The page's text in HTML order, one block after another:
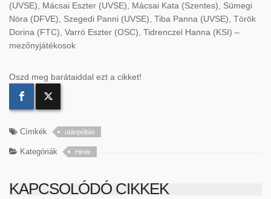
(UVSE), Mácsai Eszter (UVSE), Mácsai Kata (Szentes), Sümegi
Nóra (DFVE), Szegedi Panni (UVSE), Tiba Panna (UVSE), Török
Dorina (FTC), Varró Eszter (OSC), Tidrenczel Hanna (KSI) –
mezőnyjátékosok
Oszd meg barátaiddal ezt a cikket!
Címkék utánpóltás
Kategóriák Hirek
KAPCSOLÓDÓ CIKKEK